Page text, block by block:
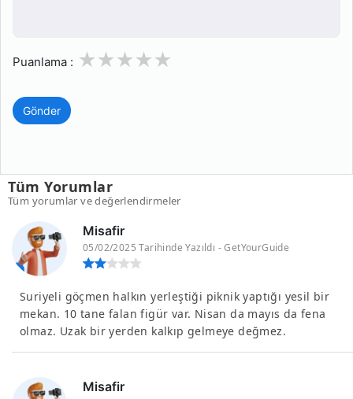
Puanlama : 3
2
1
Gönder
Tüm Yorumlar
Tüm yorumlar ve değerlendirmeler
Misafir
05/02/2025 Tarihinde Yazıldı - GetYourGuide
Suriyeli göçmen halkın yerleştiği piknik yaptığı yesil bir
mekan. 10 tane falan figür var. Nisan da mayıs da fena
olmaz. Uzak bir yerden kalkıp gelmeye değmez.
Misafir